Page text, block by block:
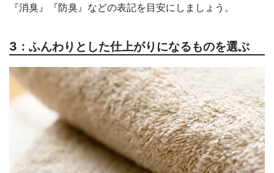
『消臭』『防臭』などの表記を目安にしましょう。
3：ふんわりとした仕上がりになるものを選ぶ